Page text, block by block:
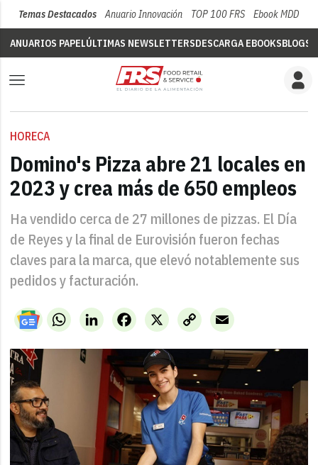
Temas Destacados Anuario Innovación TOP 100 FRS Ebook MDD
ANUARIOS PAPELÚLTIMAS NEWSLETTERSDESCARGA EBOOKSBLOGS
HORECA
Domino's Pizza abre 21 locales en
2023 y crea más de 650 empleos
Ha vendido cerca de 27 millones de pizzas. El Día
de Reyes y la final de Eurovisión fueron fechas
claves para la marca, que elevó notablemente sus
pedidos y facturación.
WhatsAppLinkedIn X
Facebook
Copy
Link
Email